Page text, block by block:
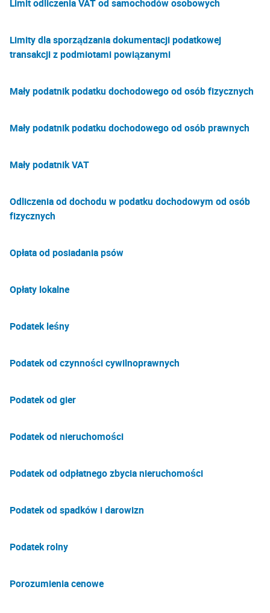
Limit odliczenia VAT od samochodów osobowych
Limity dla sporządzania dokumentacji podatkowej
transakcji z podmiotami powiązanymi
Mały podatnik podatku dochodowego od osób fizycznych
Mały podatnik podatku dochodowego od osób prawnych
Mały podatnik VAT
Odliczenia od dochodu w podatku dochodowym od osób
fizycznych
Opłata od posiadania psów
Opłaty lokalne
Podatek leśny
Podatek od czynności cywilnoprawnych
Podatek od gier
Podatek od nieruchomości
Podatek od odpłatnego zbycia nieruchomości
Podatek od spadków i darowizn
Podatek rolny
Porozumienia cenowe